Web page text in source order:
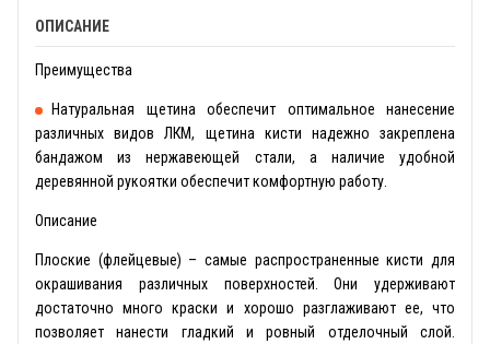
ОПИСАНИЕ
Преимущества
Натуральная щетина обеспечит оптимальное нанесение
различных видов ЛКМ, щетина кисти надежно закреплена
бандажом из нержавеющей стали, а наличие удобной
деревянной рукоятки обеспечит комфортную работу.
Описание
Плоские (флейцевые) – самые распространенные кисти для
окрашивания различных поверхностей. Они удерживают
достаточно много краски и хорошо разглаживают ее, что
позволяет нанести гладкий и ровный отделочный слой.